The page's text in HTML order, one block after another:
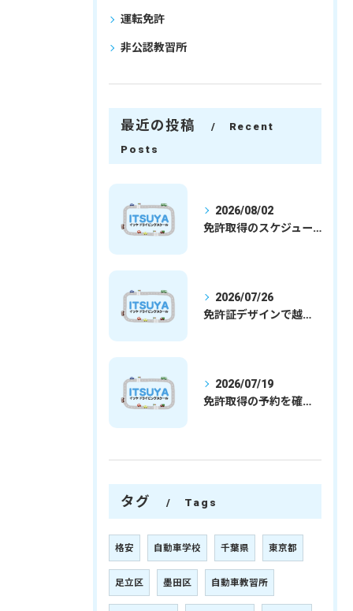
運転免許
非公認教習所
最近の投稿
Recent
Posts
2026/08/02
免許取得のスケジュールを徹底解説学生社会人の通学合宿別プランで最短取得のコツ
2026/07/26
免許証デザインで越谷市愛を表現する埼玉県さいたま市越谷市の免許取得完全ガイド
2026/07/19
免許取得の予約を確実に取るための最新ガイドと一発試験合格の実践法
タグ Tags
格安 自動車学校 千葉県 東京都
足立区 墨田区 自動車教習所